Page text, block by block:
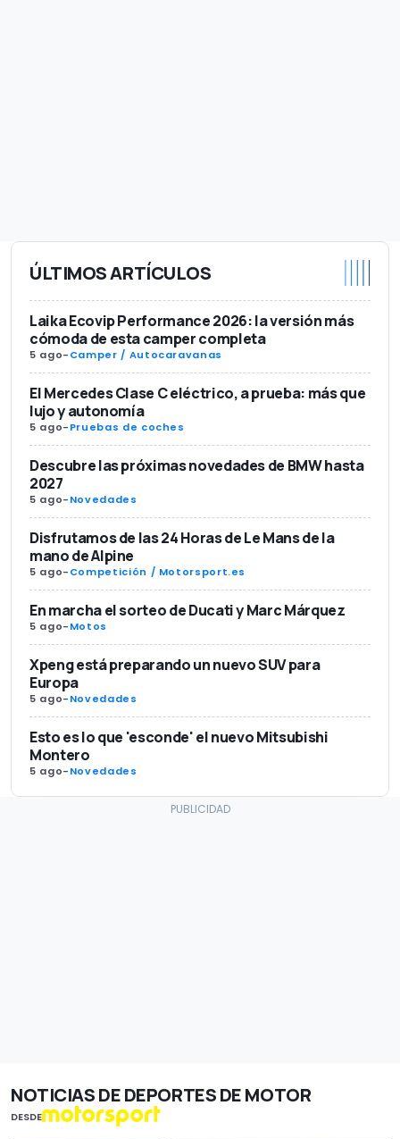
ÚLTIMOS ARTÍCULOS
Laika Ecovip Performance 2026: la versión más
cómoda de esta camper completa
5 ago-Camper / Autocaravanas
El Mercedes Clase C eléctrico, a prueba: más que
lujo y autonomía
5 ago-Pruebas de coches
Descubre las próximas novedades de BMW hasta
2027
5 ago-Novedades
Disfrutamos de las 24 Horas de Le Mans de la
mano de Alpine
5 ago-Competición / Motorsport.es
En marcha el sorteo de Ducati y Marc Márquez
5 ago-Motos
Xpeng está preparando un nuevo SUV para
Europa
5 ago-Novedades
Esto es lo que 'esconde' el nuevo Mitsubishi
Montero
5 ago-Novedades
NOTICIAS DE DEPORTES DE MOTOR
DESDE